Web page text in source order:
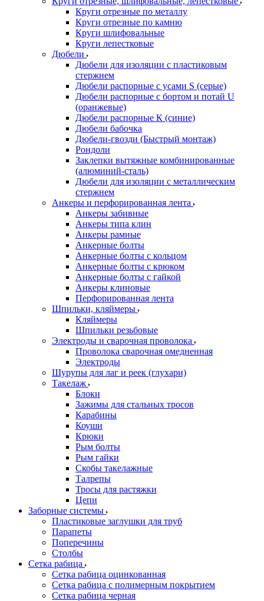
Круги отрезные по металлу
Круги отрезные по камню
Круги шлифовальные
Круги лепестковые
Дюбели
Дюбели для изоляции с пластиковым
стержнем
Дюбели распорные с усами S (серые)
Дюбели распорные c бортом и потай U
(оранжевые)
Дюбели распорные К (синие)
Дюбели бабочка
Дюбели-гвозди (Быстрый монтаж)
Рондоли
Заклепки вытяжные комбинированные
(алюминий-сталь)
Дюбели для изоляции с металлическим
стержнем
Анкеры и перфорированная лента
Анкеры забивные
Анкеры типа клин
Анкеры рамные
Анкерные болты
Анкерные болты с кольцом
Анкерные болты с крюком
Анкерные болты с гайкой
Анкеры клиновые
Перфорированная лента
Шпильки, кляймеры
Кляймеры
Шпильки резьбовые
Электроды и сварочная проволока
Проволока сварочная омедненная
Электроды
Шурупы для лаг и реек (глухари)
Такелаж
Блоки
Зажимы для стальных тросов
Карабины
Коуши
Крюки
Рым болты
Рым гайки
Скобы такелажные
Талрепы
Тросы для растяжки
Цепи
Заборные системы
Пластиковые заглушки для труб
Парапеты
Поперечины
Столбы
Сетка рабица
Сетка рабица оцинкованная
Сетка рабица с полимерным покрытием
Сетка рабица черная